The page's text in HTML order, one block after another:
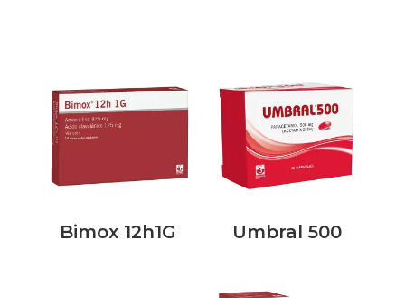
Bimox 12h1G Umbral 500